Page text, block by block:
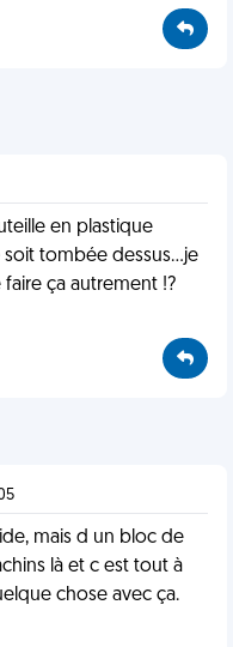
en plastique
tombée dessus...je
ça autrement !?
mais d un bloc de
là et c est tout à
chose avec ça.